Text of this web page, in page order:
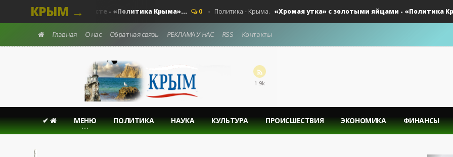
КРЫМ →
Выстоим. Вместе - «Политика Крыма»... 0 Политика - Крыма. «Хромая утка» с золотыми яйцами - «Политика
Главная О нас Обратная связь РЕКЛАМА У НАС RSS Контакты
1.9k
✔ МЕНЮ ПОЛИТИКА НАУКА КУЛЬТУРА ПРОИСШЕСТВИЯ ЭКОНОМИКА ФИНАНСЫ